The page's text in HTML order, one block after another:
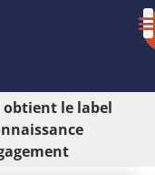
obtient le label